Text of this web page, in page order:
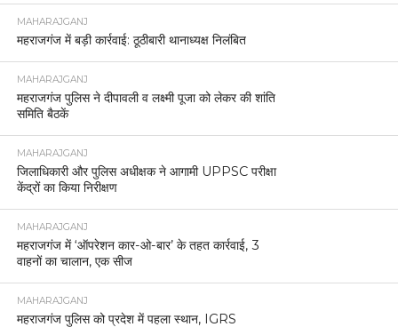
MAHARAJGANJ
महराजगंज में बड़ी कार्रवाई: ठूठीबारी थानाध्यक्ष निलंबित
MAHARAJGANJ
महराजगंज पुलिस ने दीपावली व लक्ष्मी पूजा को लेकर की शांति
समिति बैठकें
MAHARAJGANJ
जिलाधिकारी और पुलिस अधीक्षक ने आगामी UPPSC परीक्षा
केंद्रों का किया निरीक्षण
MAHARAJGANJ
महराजगंज में ‘ऑपरेशन कार-ओ-बार’ के तहत कार्रवाई, 3
वाहनों का चालान, एक सीज
MAHARAJGANJ
महराजगंज पुलिस को प्रदेश में पहला स्थान, IGRS